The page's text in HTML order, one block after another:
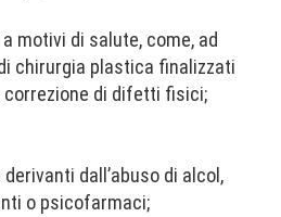
motivi di salute, come, ad
chirurgia plastica finalizzati
di difetti fisici;
dall’abuso di alcol,
o psicofarmaci;